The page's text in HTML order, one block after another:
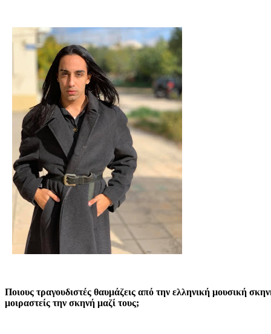
Ποιους τραγουδιστές θαυμάζεις από την ελληνική μουσική
μοιραστείς την σκηνή μαζί τους;